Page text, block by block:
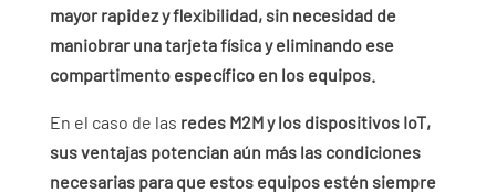
mayor rapidez y flexibilidad, sin necesidad de
maniobrar una tarjeta física y eliminando ese
compartimento específico en los equipos.
En el caso de las redes M2M y los dispositivos IoT,
sus ventajas potencian aún más las condiciones
necesarias para que estos equipos estén siempre